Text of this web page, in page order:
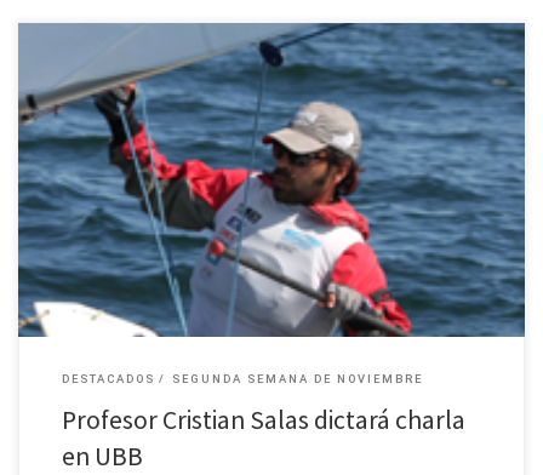
El Profesor Cristian Salas, Investigador Asociado del DGEO, fue invitado por
la Universidad del Biobío a dictar la charla “Modelación hidrodinámica
del mar interior de Chiloé”, actividad que se realizará […]
DESTACADOS SEGUNDA SEMANA DE NOVIEMBRE
Profesor Cristian Salas dictará charla
en UBB